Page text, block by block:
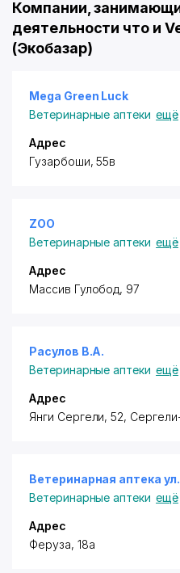
Компании,
деятельности что и
(Экобазар)
Mega Green Luck
Ветеринарные аптеки ещё
Адрес
​Гузарбоши, 55в
ZOO
Ветеринарные аптеки ещё
Адрес
​Массив Гулобод, 97
Расулов В.А.
Ветеринарные аптеки ещё
Адрес
​Янги Сергели, 52,
Ветеринарная аптека
Ветеринарные аптеки ещё
Адрес
​Феруза, 18а